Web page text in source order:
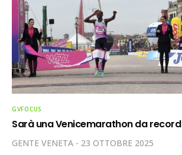
GVFOCUS
Sarà una Venicemarathon da record
GENTE VENETA 23 OTTOBRE 2025